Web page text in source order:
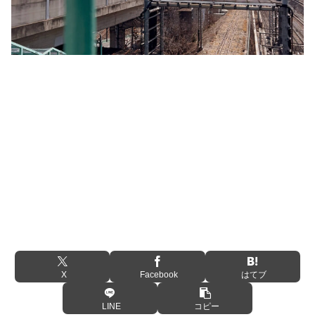
X Facebook はてブ
LINE コピー